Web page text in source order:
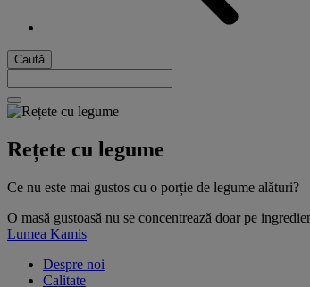
Caută
Rețete cu legume
Ce nu este mai gustos cu o porție de legume alături?
O masă gustoasă nu se concentrează doar pe
Lumea Kamis
Despre noi
Calitate